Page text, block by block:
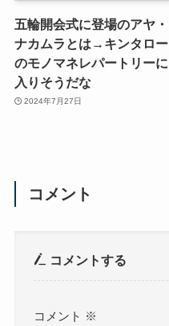
五輪開会式に登場のアヤ・
ナカムラとは→キンタロー
のモノマネレパートリーに
入りそうだな
2024年7月27日
コメント
コメントする
コメント ※